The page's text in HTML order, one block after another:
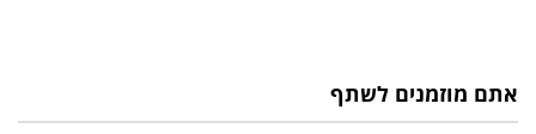
אתם מוזמנים לשתף